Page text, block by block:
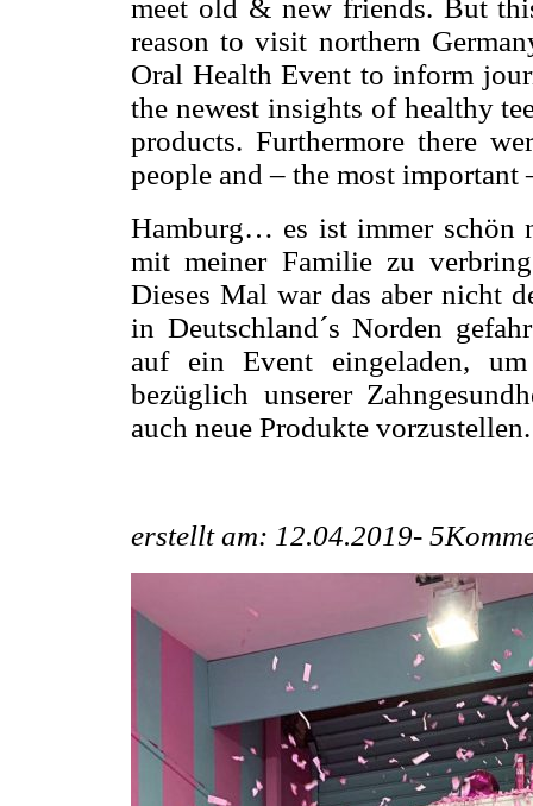
meet old & new friends. But
reason to visit northern
Oral Health Event to inform
the newest insights of healthy
products. Furthermore there
people and – the most important
Hamburg… es ist immer schön
mit meiner Familie zu
Dieses Mal war das aber nicht
in Deutschland´s Norden
auf ein Event eingeladen,
bezüglich unserer
auch neue Produkte vorzustellen.
erstellt am: 12.04.2019-